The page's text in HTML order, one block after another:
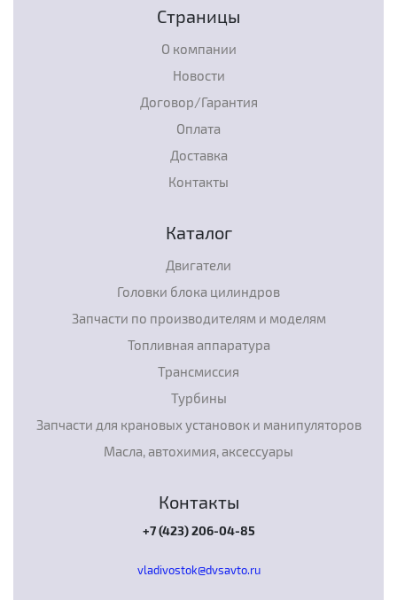
Страницы
О компании
Новости
Договор/Гарантия
Оплата
Доставка
Контакты
Каталог
Двигатели
Головки блока цилиндров
Запчасти по производителям и моделям
Топливная аппаратура
Трансмиссия
Турбины
Запчасти для крановых установок и манипуляторов
Масла, автохимия, аксессуары
Контакты
+7 (423) 206-04-85
vladivostok@dvsavto.ru